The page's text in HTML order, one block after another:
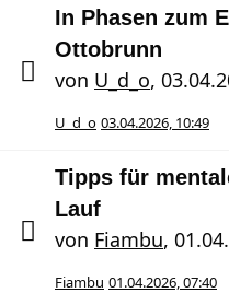
In Phasen zum
Ottobrunn
von U_d_o,
U_d_o 03.04.2026, 10:49
Tipps für
Lauf
von Fiambu,
Fiambu 01.04.2026, 07:40